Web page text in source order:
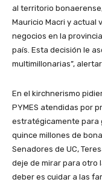
al territorio
Mauricio Macri y actual
negocios en la
país. Esta decisión le
multimillonarias”,
En el kirchnerismo
PYMES atendidas por
estratégicamente para
quince millones de
Senadores de UC,
deje de mirar para otro
deber es cuidar a las